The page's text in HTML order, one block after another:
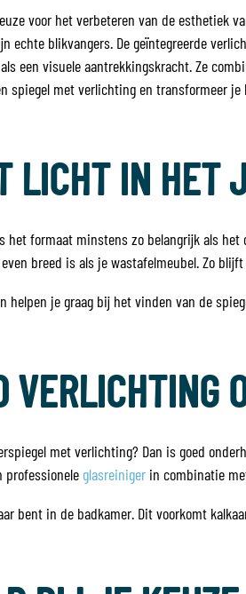
voor het verbeteren van de esthetiek
echte blikvangers. De geïntegreerde
een visuele aantrekkingskracht. Ze
spiegel met verlichting en transformeer
LICHT IN HET
formaat minstens zo belangrijk als
breed is als je wastafelmeubel. Zo
helpen je graag bij het vinden van de
met verlichting? Dan is goed
professionele glasreiniger in combinatie
bent in de badkamer. Dit voorkomt